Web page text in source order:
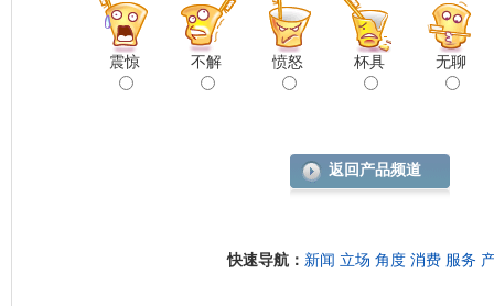
震惊 不解 愤怒 杯具 无聊
返回产品频道
快速导航： 新闻 立场 角度 消费 服务